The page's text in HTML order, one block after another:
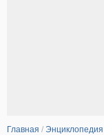
Главная / Энциклопедия